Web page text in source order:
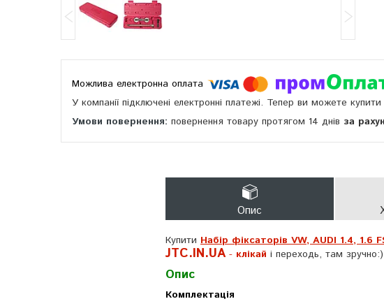
У компанії підключені електронні платежі. Тепер ви можете
повернення товару протягом 14 днів за
Опис
Купити Набір фіксаторів VW, AUDI 1.4, 1.6
JTC.IN.UA - клікай і переходь, там зручно:)
Опис
Комплектація